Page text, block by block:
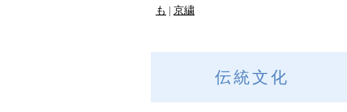
も
京繍
伝統文化